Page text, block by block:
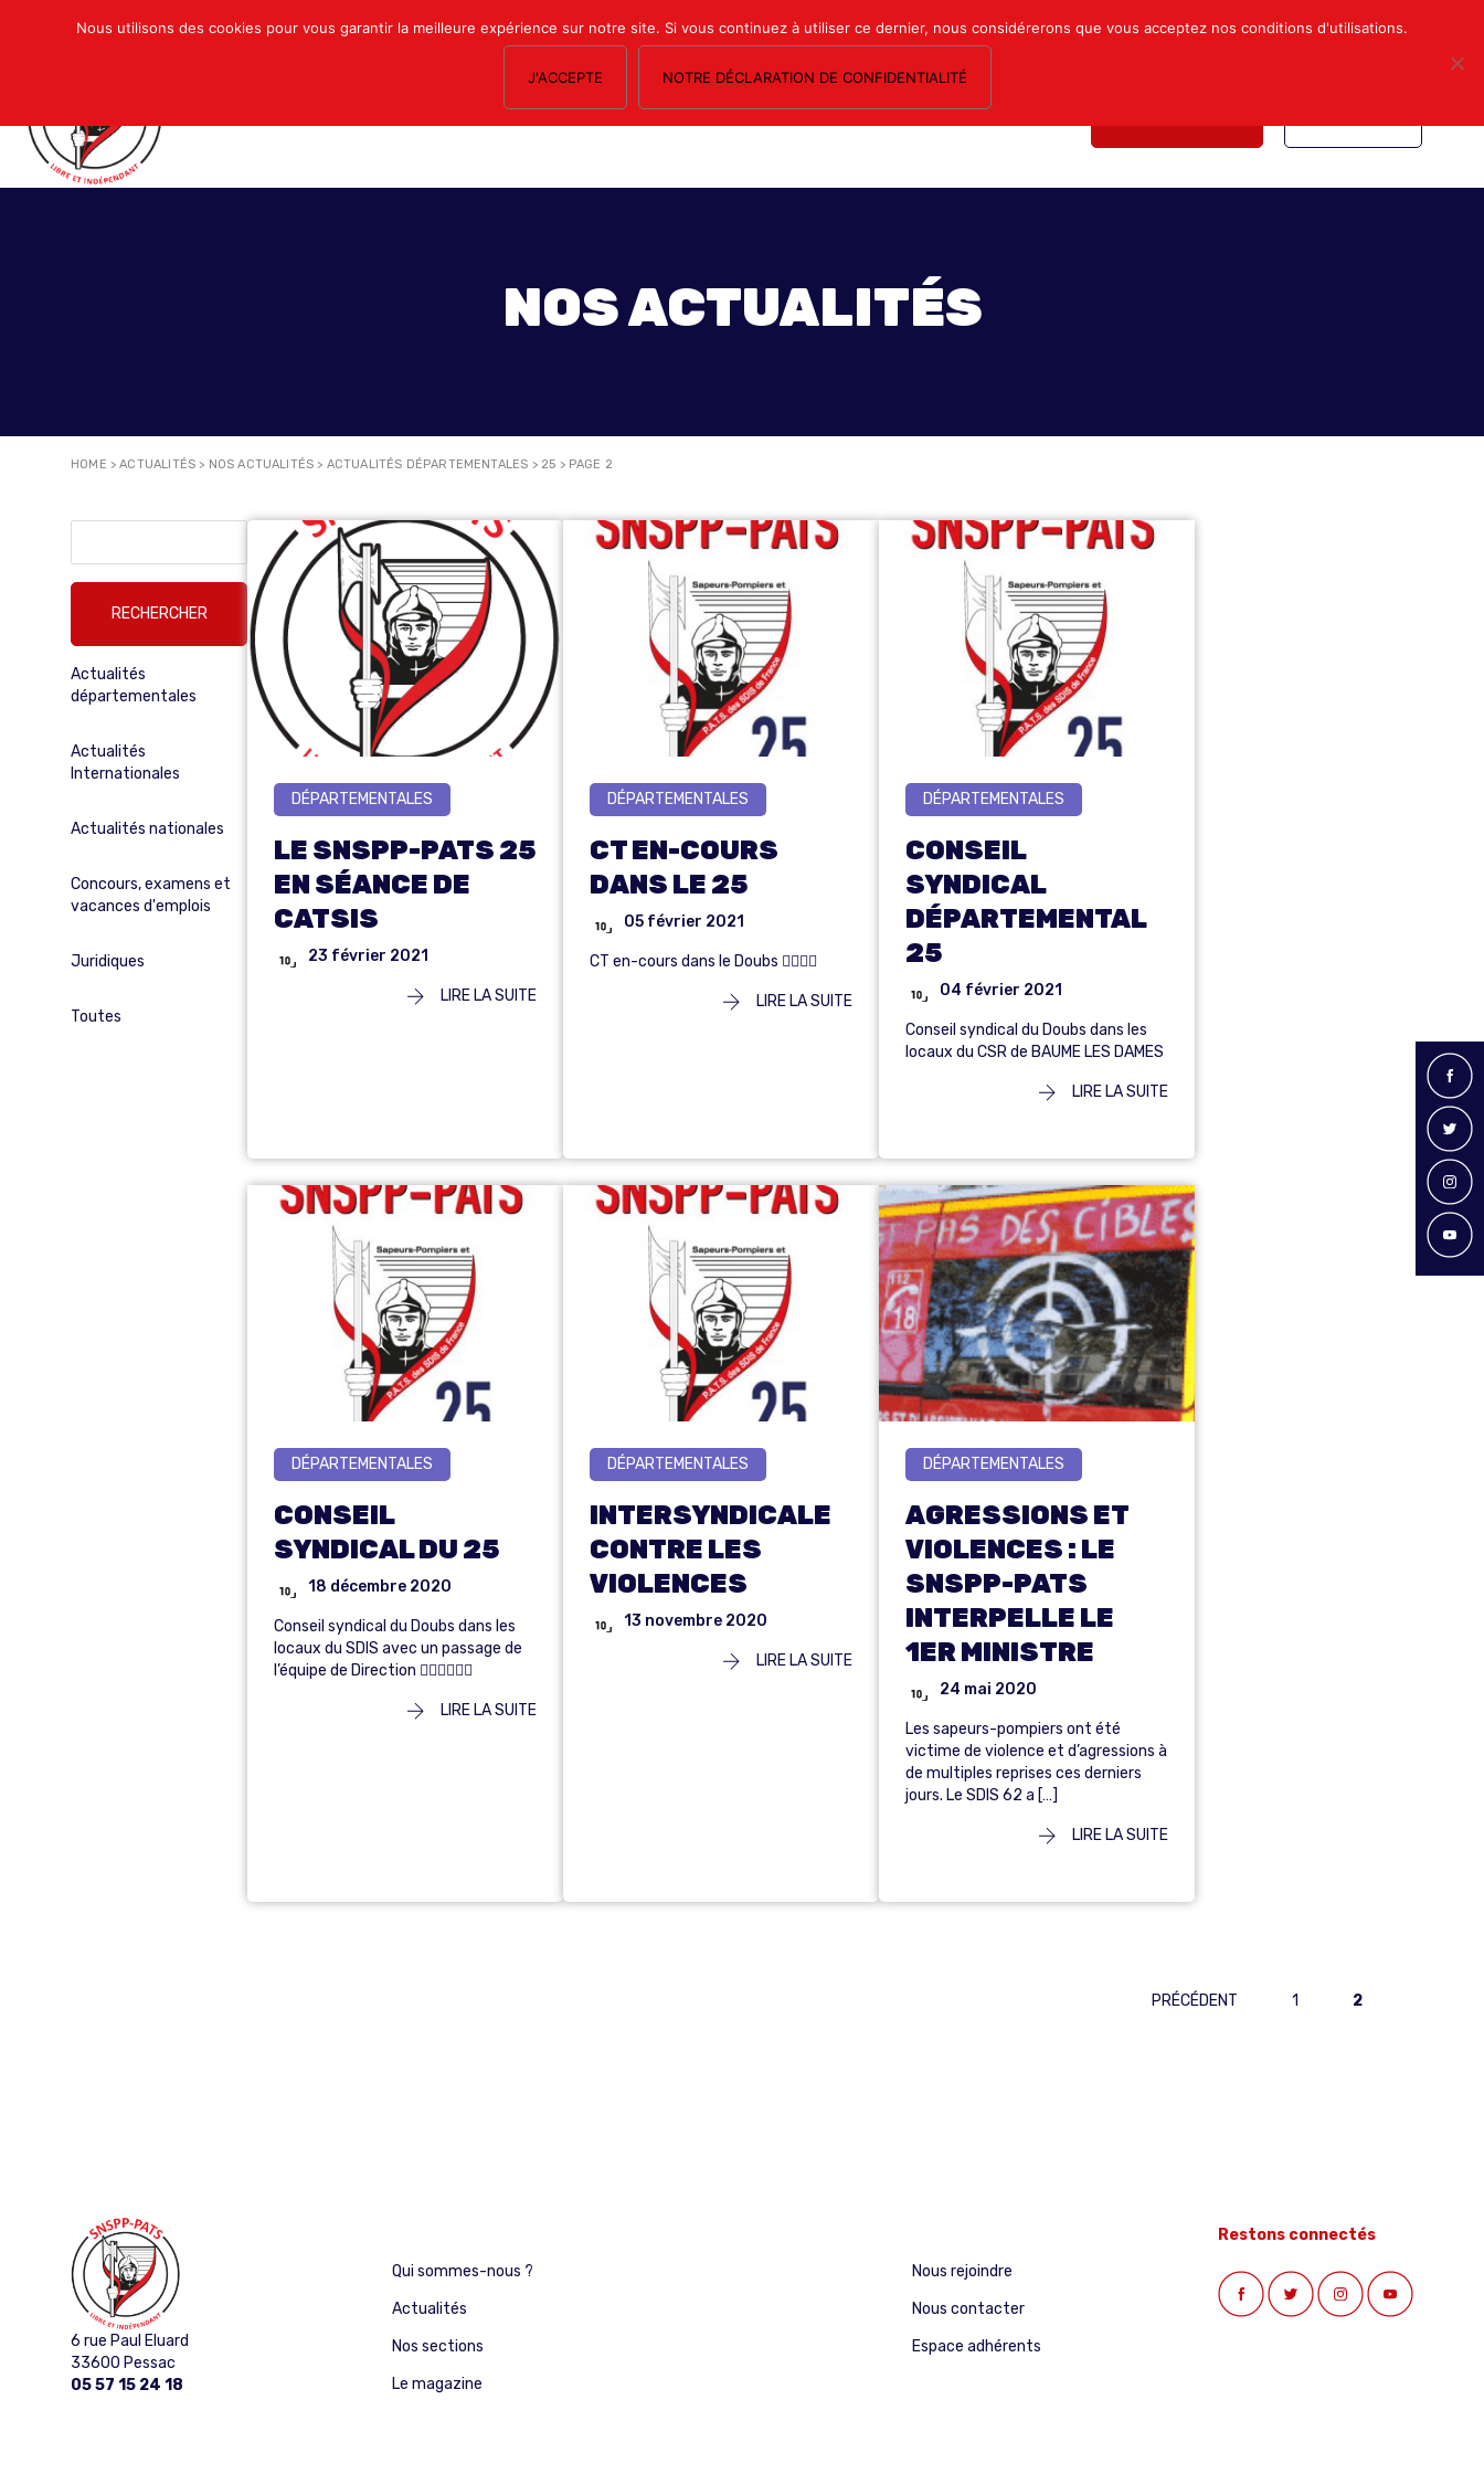
Mon compte Nous contacter
NOS SECTIONS LE MAGAZINE ESPACE ADHÉRENTS FORMATION SYNDICALE
NOS ACTUALITÉS
HOME >ACTUALITÉS > NOS ACTUALITÉS > ACTUALITÉS DÉPARTEMENTALES > 25 > PAGE 2
Actualités
départementales
Actualités
Internationales
Actualités nationales
Concours, examens et
vacances d'emplois
Juridiques
Toutes
DÉPARTEMENTALES
LE SNSPP-PATS 25
EN SÉANCE DE
CATSIS
23 février 2021
LIRE LA SUITE
DÉPARTEMENTALES
CT EN-COURS
DANS LE 25
05 février 2021
CT en-cours dans le Doubs 👍🏽💪🏽
LIRE LA SUITE
DÉPARTEMENTALES
CONSEIL
SYNDICAL
DÉPARTEMENTAL
25
04 février 2021
Conseil syndical du Doubs dans les
locaux du CSR de BAUME LES DAMES
LIRE LA SUITE
DÉPARTEMENTALES
CONSEIL
SYNDICAL DU 25
18 décembre 2020
Conseil syndical du Doubs dans les
locaux du SDIS avec un passage de
l’équipe de Direction 👍🏽💪🏽👨‍🚒
LIRE LA SUITE
DÉPARTEMENTALES
INTERSYNDICALE
CONTRE LES
VIOLENCES
13 novembre 2020
LIRE LA SUITE
DÉPARTEMENTALES
AGRESSIONS ET
VIOLENCES : LE
SNSPP-PATS
INTERPELLE LE
1ER MINISTRE
24 mai 2020
Les sapeurs-pompiers ont été
victime de violence et d’agressions à
de multiples reprises ces derniers
jours. Le SDIS 62 a […]
LIRE LA SUITE
PRÉCÉDENT 1 2
Nous utilisons des cookies pour vous garantir la meilleure expérience sur notre site. Si vous continuez à utiliser ce dernier, nous considérerons que vous acceptez nos conditions d'utilisations.
J'ACCEPTE NOTRE DÉCLARATION DE CONFIDENTIALITÉ
6 rue Paul Eluard
33600 Pessac
05 57 15 24 18
Qui sommes-nous ?
Actualités
Nos sections
Le magazine
Nous rejoindre
Nous contacter
Espace adhérents
Restons connectés